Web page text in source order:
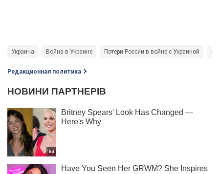
Украина Война в Украине Потери России в войне с Украиной
Редакционная политика